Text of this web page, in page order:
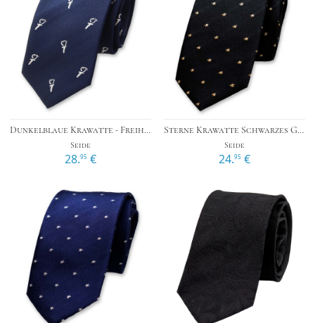
Dunkelblaue Krawatte - Freiheit
Seide
28.95 €
Sterne Krawatte Schwarzes Gold
Seide
24.95 €